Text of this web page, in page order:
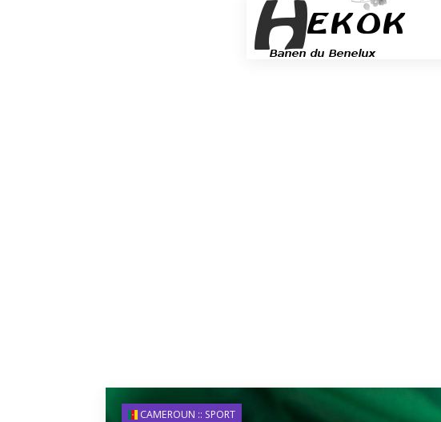
CAMEROUN :: SPORT